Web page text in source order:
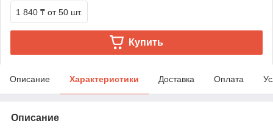
1 840 ₸ от 50 шт.
Купить
Описание Характеристики Доставка Оплата
Описание